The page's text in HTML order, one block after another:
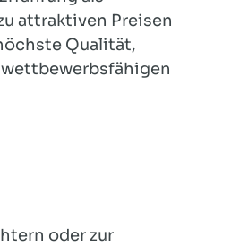
attraktiven Preisen
Qualität,
oder zur